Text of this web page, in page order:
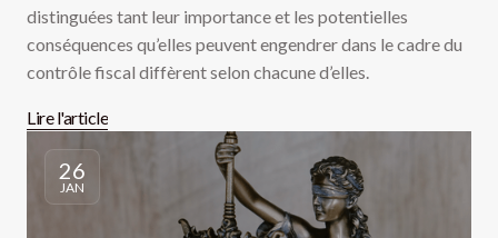
distinguées tant leur importance et les potentielles
conséquences qu’elles peuvent engendrer dans le cadre du
contrôle fiscal diffèrent selon chacune d’elles.
Lire l'article
26
JAN